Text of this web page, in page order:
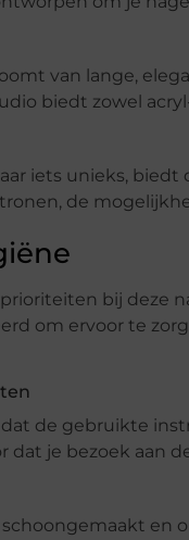
van lange,
biedt zowel
iets unieks,
de
bij deze
om ervoor te
de gebruikte
dat je bezoek aan
en